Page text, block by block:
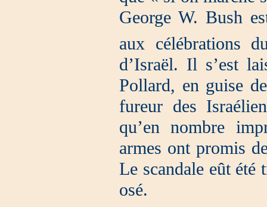
George W. Bush
aux célébrations
d’Israël. Il s’est
Pollard, en guise
fureur des
qu’en nombre
armes ont promis
Le scandale eût été
osé.